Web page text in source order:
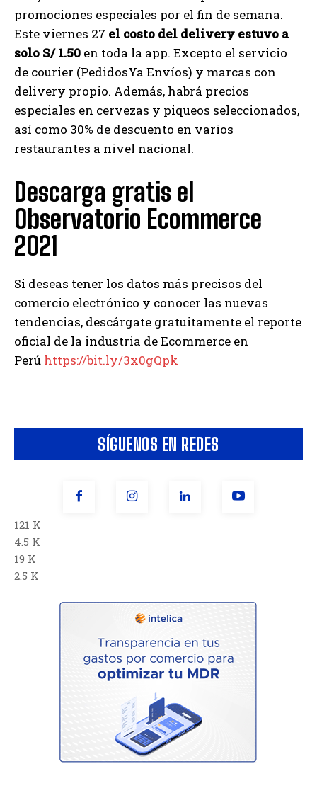
SÍGUENOS EN REDES
121 K
4.5 K
19 K
2.5 K
promociones especiales por el fin de semana.
Este viernes 27 el costo del delivery estuvo a
solo S/ 1.50 en toda la app. Excepto el servicio
de courier (PedidosYa Envíos) y marcas con
delivery propio. Además, habrá precios
especiales en cervezas y piqueos seleccionados,
así como 30% de descuento en varios
restaurantes a nivel nacional.
Descarga gratis el
Observatorio Ecommerce
2021
Si deseas tener los datos más precisos del
comercio electrónico y conocer las nuevas
tendencias, descárgate gratuitamente el reporte
oficial de la industria de Ecommerce en
Perú https://bit.ly/3x0gQpk